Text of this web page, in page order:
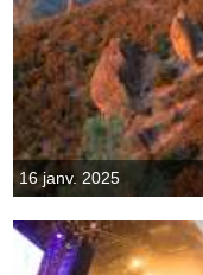
16 janv. 2025